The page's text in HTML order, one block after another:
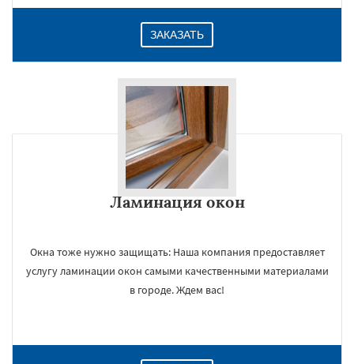
ЗАКАЗАТЬ
Ламинация окон
Окна тоже нужно защищать: Наша компания предоставляет
услугу ламинации окон самыми качественными материалами
в городе. Ждем вас!